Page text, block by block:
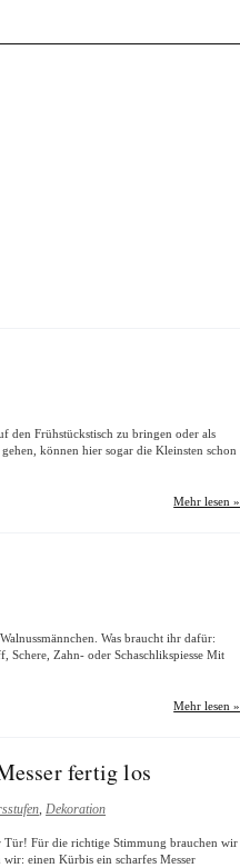
den Frühstückstisch zu bringen oder als
können hier sogar die Kleinsten schon
Mehr lesen »
Was braucht ihr dafür:
Schere, Zahn- oder Schaschlikspiesse Mit
Mehr lesen »
fertig los
,Dekoration
Tür! Für die richtige Stimmung brauchen wir
einen Kürbis ein scharfes Messer